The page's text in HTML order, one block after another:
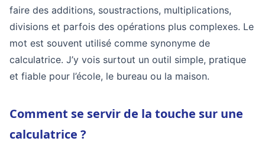
faire des additions, soustractions, multiplications,
divisions et parfois des opérations plus complexes. Le
mot est souvent utilisé comme synonyme de
calculatrice. J’y vois surtout un outil simple, pratique
et fiable pour l’école, le bureau ou la maison.
Comment se servir de la touche sur une
calculatrice ?